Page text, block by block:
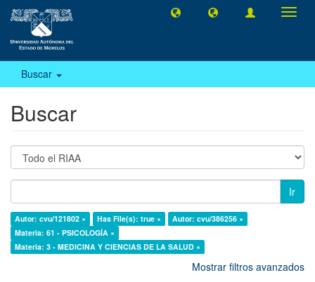
Buscar
Buscar
Ir
Autor: cvu/121802 × Has File(s): true ×
Autor: cvu/386256 ×
Materia: 61 - PSICOLOGÍA ×
Materia: 3 - MEDICINA Y CIENCIAS DE LA SALUD ×
Mostrar filtros avanzados